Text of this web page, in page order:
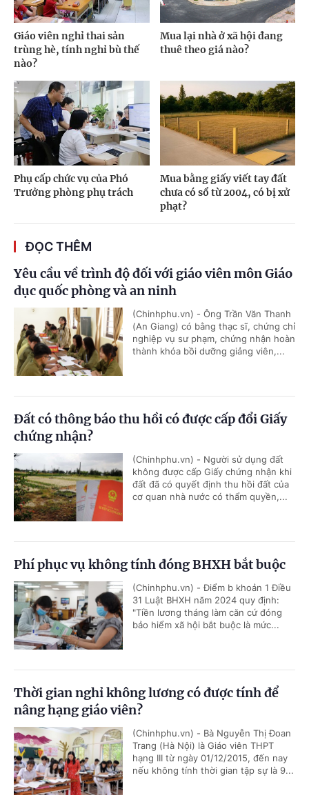
Giáo viên nghỉ thai sản
trùng hè, tính nghỉ bù thế
nào?
Mua lại nhà ở xã hội đang
thuê theo giá nào?
Phụ cấp chức vụ của Phó
Trưởng phòng phụ trách
Mua bằng giấy viết tay đất
chưa có sổ từ 2004, có bị xử
phạt?
ĐỌC THÊM
Yêu cầu về trình độ đối với giáo viên môn Giáo
dục quốc phòng và an ninh
(Chinhphu.vn) - Ông Trần Văn Thanh
(An Giang) có bằng thạc sĩ, chứng chỉ
nghiệp vụ sư phạm, chứng nhận hoàn
thành khóa bồi dưỡng giảng viên,...
Đất có thông báo thu hồi có được cấp đổi Giấy
chứng nhận?
(Chinhphu.vn) - Người sử dụng đất
không được cấp Giấy chứng nhận khi
đất đã có quyết định thu hồi đất của
cơ quan nhà nước có thẩm quyền,...
Phí phục vụ không tính đóng BHXH bắt buộc
(Chinhphu.vn) - Điểm b khoản 1 Điều
31 Luật BHXH năm 2024 quy định:
"Tiền lương tháng làm căn cứ đóng
bảo hiểm xã hội bắt buộc là mức...
Thời gian nghỉ không lương có được tính để
nâng hạng giáo viên?
(Chinhphu.vn) - Bà Nguyễn Thị Đoan
Trang (Hà Nội) là Giáo viên THPT
hạng III từ ngày 01/12/2015, đến nay
nếu không tính thời gian tập sự là 9...